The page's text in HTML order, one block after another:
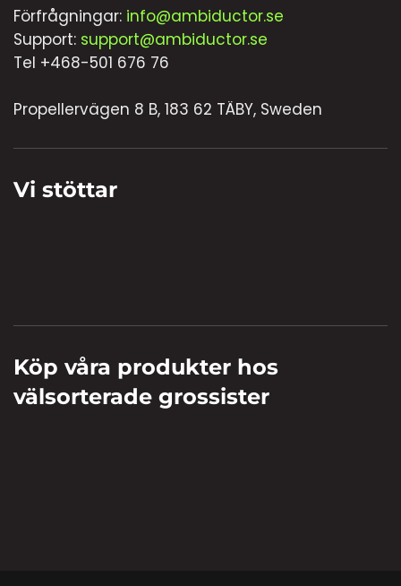
Förfrågningar: info@ambiductor.se
Support: support@ambiductor.se
Tel +468-501 676 76
Propellervägen 8 B, 183 62 TÄBY, Sweden
Vi stöttar
Köp våra produkter hos
välsorterade grossister